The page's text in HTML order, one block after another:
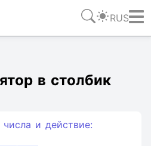
RUS
в столбик
и действие: